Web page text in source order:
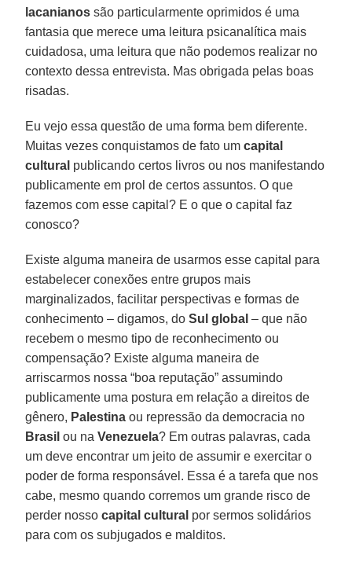
lacanianos são particularmente oprimidos é uma
fantasia que merece uma leitura psicanalítica mais
cuidadosa, uma leitura que não podemos realizar no
contexto dessa entrevista. Mas obrigada pelas boas
risadas.
Eu vejo essa questão de uma forma bem diferente.
Muitas vezes conquistamos de fato umcapital
cultural publicando certos livros ou nos manifestando
publicamente em prol de certos assuntos. O que
fazemos com esse capital? E o que o capital faz
conosco?
Existe alguma maneira de usarmos esse capital para
estabelecer conexões entre grupos mais
marginalizados, facilitar perspectivas e formas de
conhecimento – digamos, doSul global – que não
recebem o mesmo tipo de reconhecimento ou
compensação? Existe alguma maneira de
arriscarmos nossa “boa reputação” assumindo
publicamente uma postura em relação a direitos de
gênero, Palestina ou repressão da democracia no
Brasil ou na Venezuela? Em outras palavras, cada
um deve encontrar um jeito de assumir e exercitar o
poder de forma responsável. Essa é a tarefa que nos
cabe, mesmo quando corremos um grande risco de
perder nossocapital cultural por sermos solidários
para com os subjugados e malditos.